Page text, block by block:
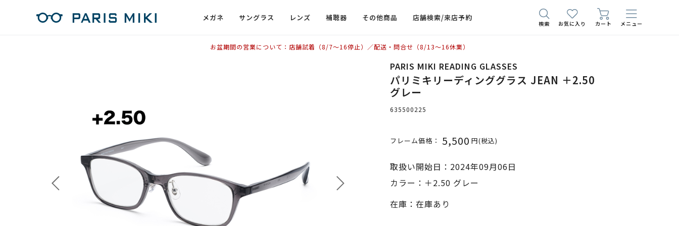
メガネ サングラス レンズ 補聴器 その他商品 店舗検索/来店予約
検索 お気に入り カート メニュー
お盆期間の営業について：店舗試着（8/7〜16停止）／配送・問合せ（8/13〜16休業）
PARIS MIKI READING GLASSES
パリミキリーディンググラス JEAN ＋2.50
グレー
635500225
フレーム価格： 5,500 円(税込)
取扱い開始日：2024年09月06日
カラー：＋2.50 グレー
在庫：在庫あり